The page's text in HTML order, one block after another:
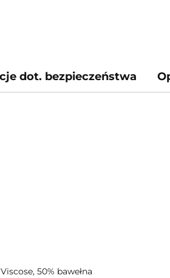
dot. bezpieczeństwa
50% bawełna